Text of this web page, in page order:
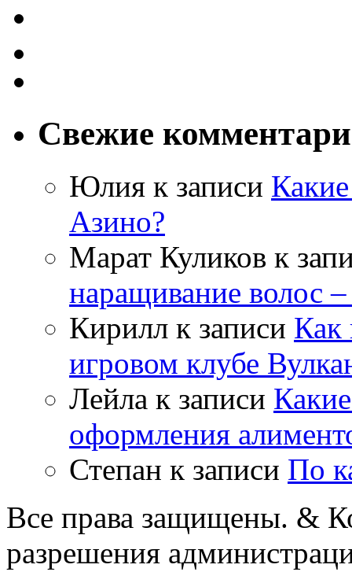
Свежие
Юлия к записи
Азино?
Марат Куликов к
наращивание волос
Кирилл к записи Как
игровом клубе
Лейла к записи
оформления
Степан к записи По
Все права защищены. &
разрешения